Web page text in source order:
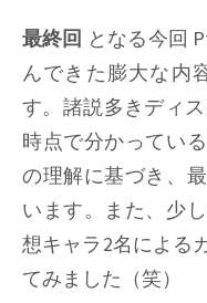
最終回 となる今回
んできた膨大な内
す。諸説多きディ
時点で分かってい
の理解に基づき、
います。また、少
想キャラ2名による
てみました（笑）